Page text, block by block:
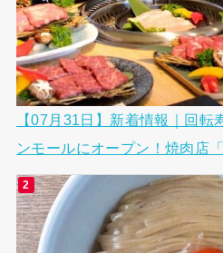
【07月31日】新着情報｜回転
ンモールにオープン！焼肉店